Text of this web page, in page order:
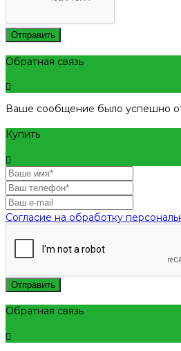
Отправить
Обратная связь
Ваше сообщение было успешно
Купить
Согласие на обработку
Отправить
Обратная связь